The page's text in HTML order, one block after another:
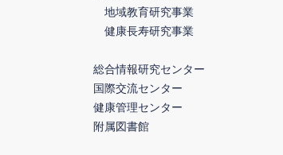
地域教育研究事業
健康長寿研究事業
総合情報研究センター
国際交流センター
健康管理センター
附属図書館